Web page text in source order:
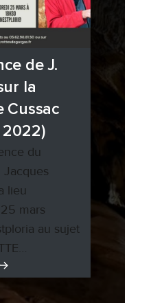
de J.
la
Cussac
2022)
du
lieu
mars
au sujet